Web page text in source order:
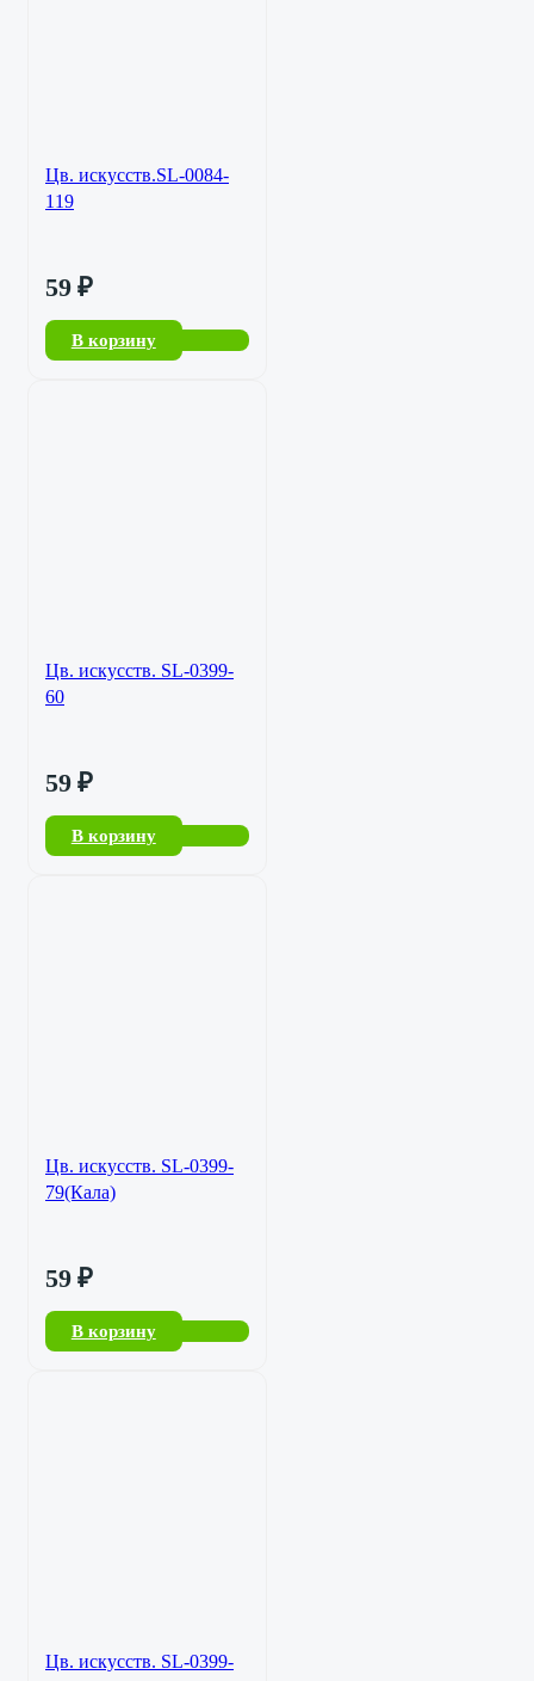
Цв. искусств.SL-0084-
119
59 ₽
В корзину
Цв. искусств. SL-0399-
60
59 ₽
В корзину
Цв. искусств. SL-0399-
79(Кала)
59 ₽
В корзину
Цв. искусств. SL-0399-